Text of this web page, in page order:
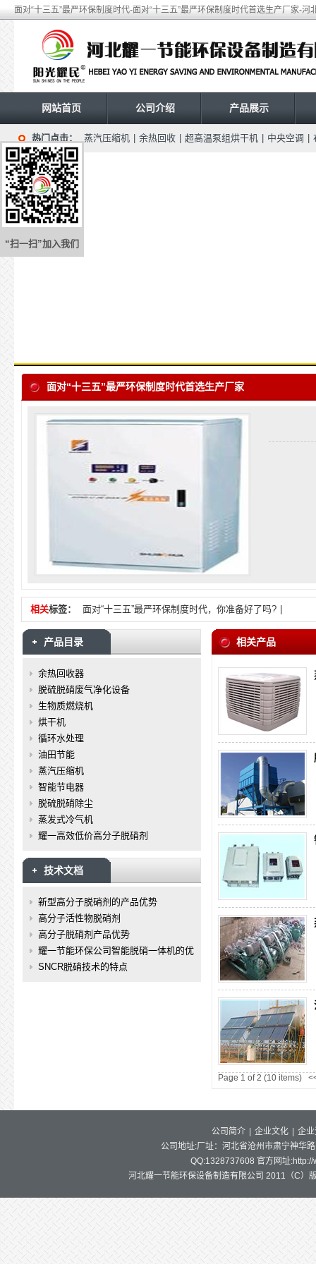
面对“十三五”最严环保制度时代-面对“十三五”最严环保制度时代首选生产厂家-
网站首页 公司介绍 产品展示
热门点击： 蒸汽压缩机 余热回收 超高温泵组烘干机 中央空调
面对“十三五”最严环保制度时代首选生产厂家
相关标签： 面对“十三五”最严环保制度时代，你准备好了吗?
相关产品
Page 1 of 2 (10 items)
产品目录
余热回收器
脱硫脱硝废气净化设备
生物质燃烧机
烘干机
循环水处理
油田节能
蒸汽压缩机
智能节电器
脱硫脱硝除尘
蒸发式冷气机
耀一高效低价高分子脱硝剂
技术文档
新型高分子脱硝剂的产品优势
高分子活性物脱硝剂
高分子脱硝剂产品优势
耀一节能环保公司智能脱硝一体机的优
势
SNCR脱硝技术的特点
公司简介 企业文化
企
公司地址:厂址：河北省沧州市肃宁神华
QQ:1328737608 官方网址
河北耀一节能环保设备制造有限公司 2011（C）
“扫一扫”加入我们